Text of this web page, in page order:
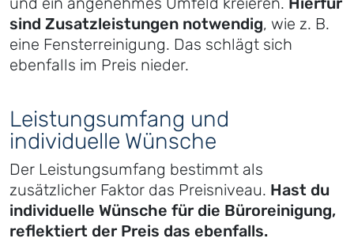
sind Zusatzleistungen notwendig, wie z. B.
eine Fensterreinigung. Das schlägt sich
ebenfalls im Preis nieder.
Leistungsumfang und
individuelle Wünsche
Der Leistungsumfang bestimmt als
zusätzlicher Faktor das Preisniveau. Hast du
individuelle Wünsche für die Büroreinigung,
reflektiert der Preis das ebenfalls.